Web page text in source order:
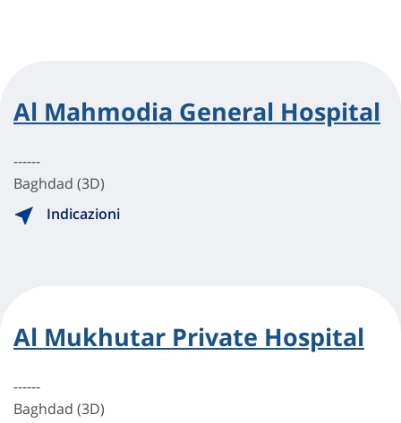
Al Mahmodia General Hospital
------
Baghdad (3D)
Indicazioni
Al Mukhutar Private Hospital
------
Baghdad (3D)